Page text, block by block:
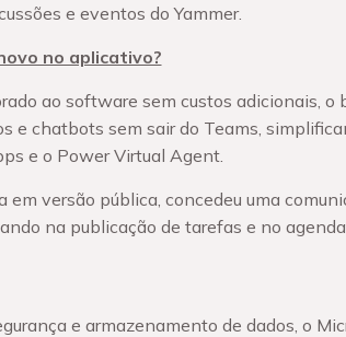
e eventos do Yammer.
no aplicativo?
ao software sem custos adicionais, o
e chatbots sem sair do Teams,
e o Power Virtual Agent.
em versão pública, concedeu uma
na publicação de tarefas e no
e armazenamento de dados, o